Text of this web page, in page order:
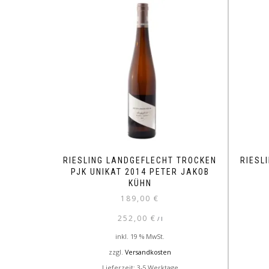
RIESLING LANDGEFLECHT TROCKEN
PJK UNIKAT 2014 PETER JAKOB
KÜHN
189,00€
252,00 € / l
inkl. 19 % MwSt.
zzgl.Versandkosten